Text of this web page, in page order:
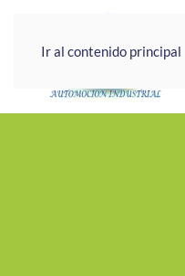
Ir al contenido principal